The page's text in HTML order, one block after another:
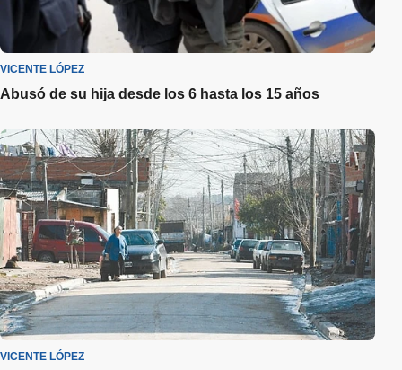
VICENTE LÓPEZ
Abusó de su hija desde los 6 hasta los 15 años
VICENTE LÓPEZ